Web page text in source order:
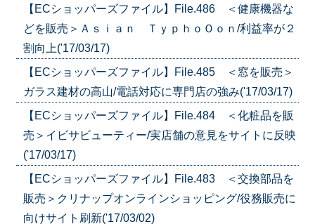
【ECショッパーズファイル】File.486 ＜健康機器な
どを販売＞Ａｓｉａｎ ＴｙｐｈｏＯｏｎ/利益率が２
割向上('17/03/17)
【ECショッパーズファイル】File.485 ＜窓を販売＞
ガラス建材の高山/電話対応に専門店の強み('17/03/17)
【ECショッパーズファイル】File.484 ＜化粧品を販
売＞イビサビューティー/実店舗の意見をサイトに反映
('17/03/17)
【ECショッパーズファイル】File.483 ＜交換部品を
販売＞クリナップオンラインショッピング/役務販売に
向けサイト刷新('17/03/02)